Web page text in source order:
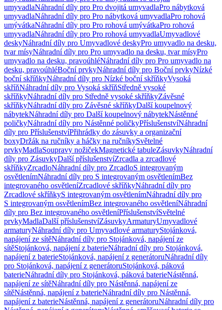
umyvadlaNáhradní díly pro Pro dvojitá umyvadlaPro nábytková
umyvadlaNáhradní díly pro Pro nábytková umyvadlaPro rohová
umývátkaNáhradní díly pro Pro rohová umývátkaPro rohová
umyvadlaNáhradní díly pro Pro rohová umyvadlaUmyvadlové
deskyNáhradní díly pro Umyvadlové deskyPro umyvadlo na desku,
tvar mísyNáhradní díly pro Pro umyvadlo na desku, tvar mísyPro
umyvadlo na desku, pravoúhléNáhradní díly pro Pro umyvadlo na
desku, pravoúhléBoční prvkyNáhradní díly pro Boční prvkyNízké
boční skříňkyNáhradní díly pro Nízké boční skříňkyVysoká
skříňNáhradní díly pro Vysoká skříňStředně vysoké
skříňkyNáhradní díly pro Středně vysoké skříňkyZávěsné
skříňkyNáhradní díly pro Závěsné skříňkyDalší koupelnový
nábytekNáhradní díly pro Další koupelnový nábytekNástěnné
poličkyNáhradní díly pro Nástěnné poličkyPříslušenstvíNáhradní
díly pro PříslušenstvíPřihrádky do zásuvky a organizační
boxyDržák na ručníky a háčky na ručníkySvětelné
prvkyMadlaSoupravy nožičekMagnetické tabuleZásuvkyNáhradní
díly pro ZásuvkyDalší příslušenstvíZrcadla a zrcadlové
skříňkyZrcadloNáhradní díly pro ZrcadloS integrovaným
osvětlenímNáhradní díly pro S integrovaným osvětlenímBez
integrovaného osvětleníZrcadlové skříňkyNáhradní díly pro
Zrcadlové skříňkyS integrovaným osvětlenímNáhradní díly pro
S integrovaným osvětlenímBez integrovaného osvětleníNáhradní
díly pro Bez integrovaného osvětleníPříslušenstvíSvětelné
prvkyMadlaDalší příslušenstvíZásuvkyArmaturyUmyvadlové
armaturyNáhradní díly pro Umyvadlové armaturyStojánková,
napájení ze sítěNáhradní díly pro Stojánková, napájení ze
sítěStojánková, napájení z baterieNáhradní díly pro Stojánková,
napájení z baterieStojánková, napájení z generátoruNáhradní díly
pro Stojánková, napájení z generátoruStojánková, páková
baterieNáhradní díly pro Stojánková, páková baterieNástěnná,
napájení ze sítěNáhradní díly pro Nástěnná, napájení ze
sítěNástěnná, napájení z baterieNáhradní díly pro Nástěnná,
napájení z baterieNástěnná, napájení z generátoruNáhradní díly pro